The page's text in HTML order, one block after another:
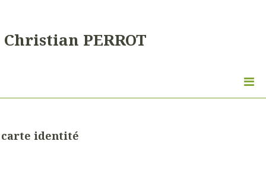
Christian PERROT
carte identité